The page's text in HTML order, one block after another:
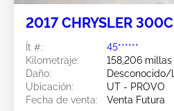
2017 CHRYSLER
Ít #:
45******
Kilometraje:
158,206 millas
Daño:
Ubicación:
UT - PROVO
Fecha de venta:
Venta Futura